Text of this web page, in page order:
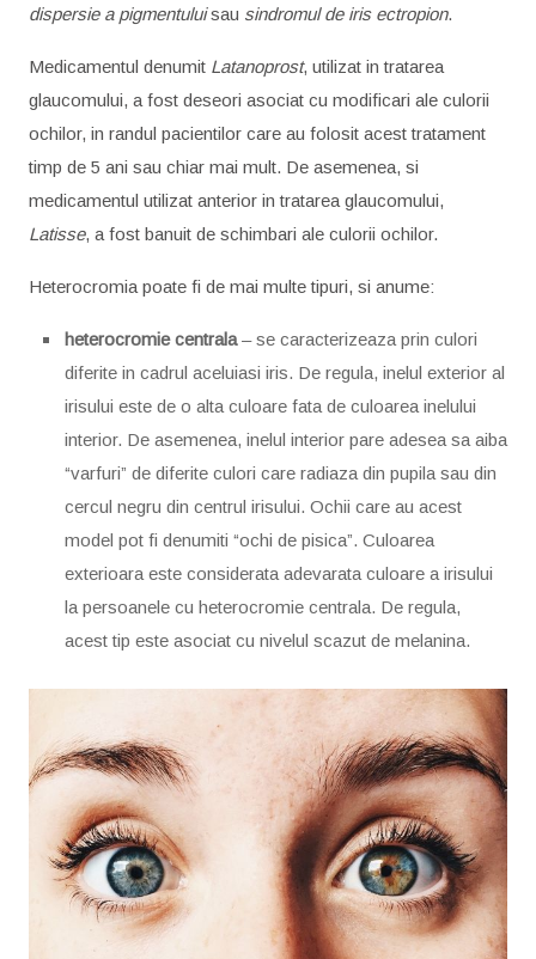
dispersie a pigmentuluisau sindromul de iris ectropion.
Medicamentul denumit Latanoprost, utilizat in tratarea
glaucomului, a fost deseori asociat cu modificari ale culorii
ochilor, in randul pacientilor care au folosit acest tratament
timp de 5 ani sau chiar mai mult. De asemenea, si
medicamentul utilizat anterior in tratarea glaucomului,
Latisse, a fost banuit de schimbari ale culorii ochilor.
Heterocromia poate fi de mai multe tipuri, si anume:
heterocromie centrala– se caracterizeaza prin culori
diferite in cadrul aceluiasi iris. De regula, inelul exterior al
irisului este de o alta culoare fata de culoarea inelului
interior. De asemenea, inelul interior pare adesea sa aiba
“varfuri” de diferite culori care radiaza din pupila sau din
cercul negru din centrul irisului. Ochii care au acest
model pot fi denumiti “ochi de pisica”. Culoarea
exterioara este considerata adevarata culoare a irisului
la persoanele cu heterocromie centrala. De regula,
acest tip este asociat cu nivelul scazut de melanina.